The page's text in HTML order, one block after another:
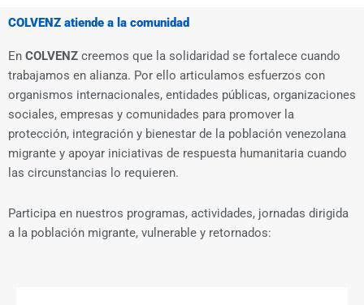
COLVENZ atiende a la comunidad
En COLVENZ creemos que la solidaridad se fortalece cuando
trabajamos en alianza. Por ello articulamos esfuerzos con
organismos internacionales, entidades públicas, organizaciones
sociales, empresas y comunidades para promover la
protección, integración y bienestar de la población venezolana
migrante y apoyar iniciativas de respuesta humanitaria cuando
las circunstancias lo requieren.
Participa en nuestros programas, actividades, jornadas dirigida
a la población migrante, vulnerable y retornados: